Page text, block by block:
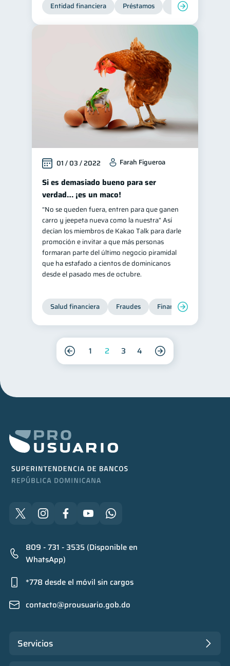
Entidad financiera Préstamos Productos
01 / 03 / 2022 Farah Figueroa
Si es demasiado bueno para ser
verdad… ¡es un maco!
“No se queden fuera, entren para que ganen
carro y jeepeta nueva como la nuestra” Así
decían los miembros de Kakao Talk para darle
promoción e invitar a que más personas
formaran parte del último negocio piramidal
que ha estafado a cientos de dominicanos
desde el pasado mes de octubre.
Salud financiera Fraudes Finanzas personales
1 2 3 4
809 - 731 - 3535 (Disponible en
WhatsApp)
*778 desde el móvil sin cargos
contacto@prousuario.gob.do
Servicios